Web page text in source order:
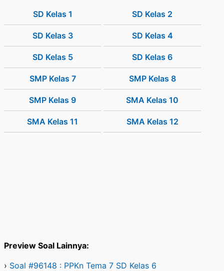
SD Kelas 1 SD Kelas 2
SD Kelas 3 SD Kelas 4
SD Kelas 5 SD Kelas 6
SMP Kelas 7 SMP Kelas 8
SMP Kelas 9 SMA Kelas 10
SMA Kelas 11 SMA Kelas 12
Preview Soal Lainnya:
› Soal #96148 : PPKn Tema 7 SD Kelas 6